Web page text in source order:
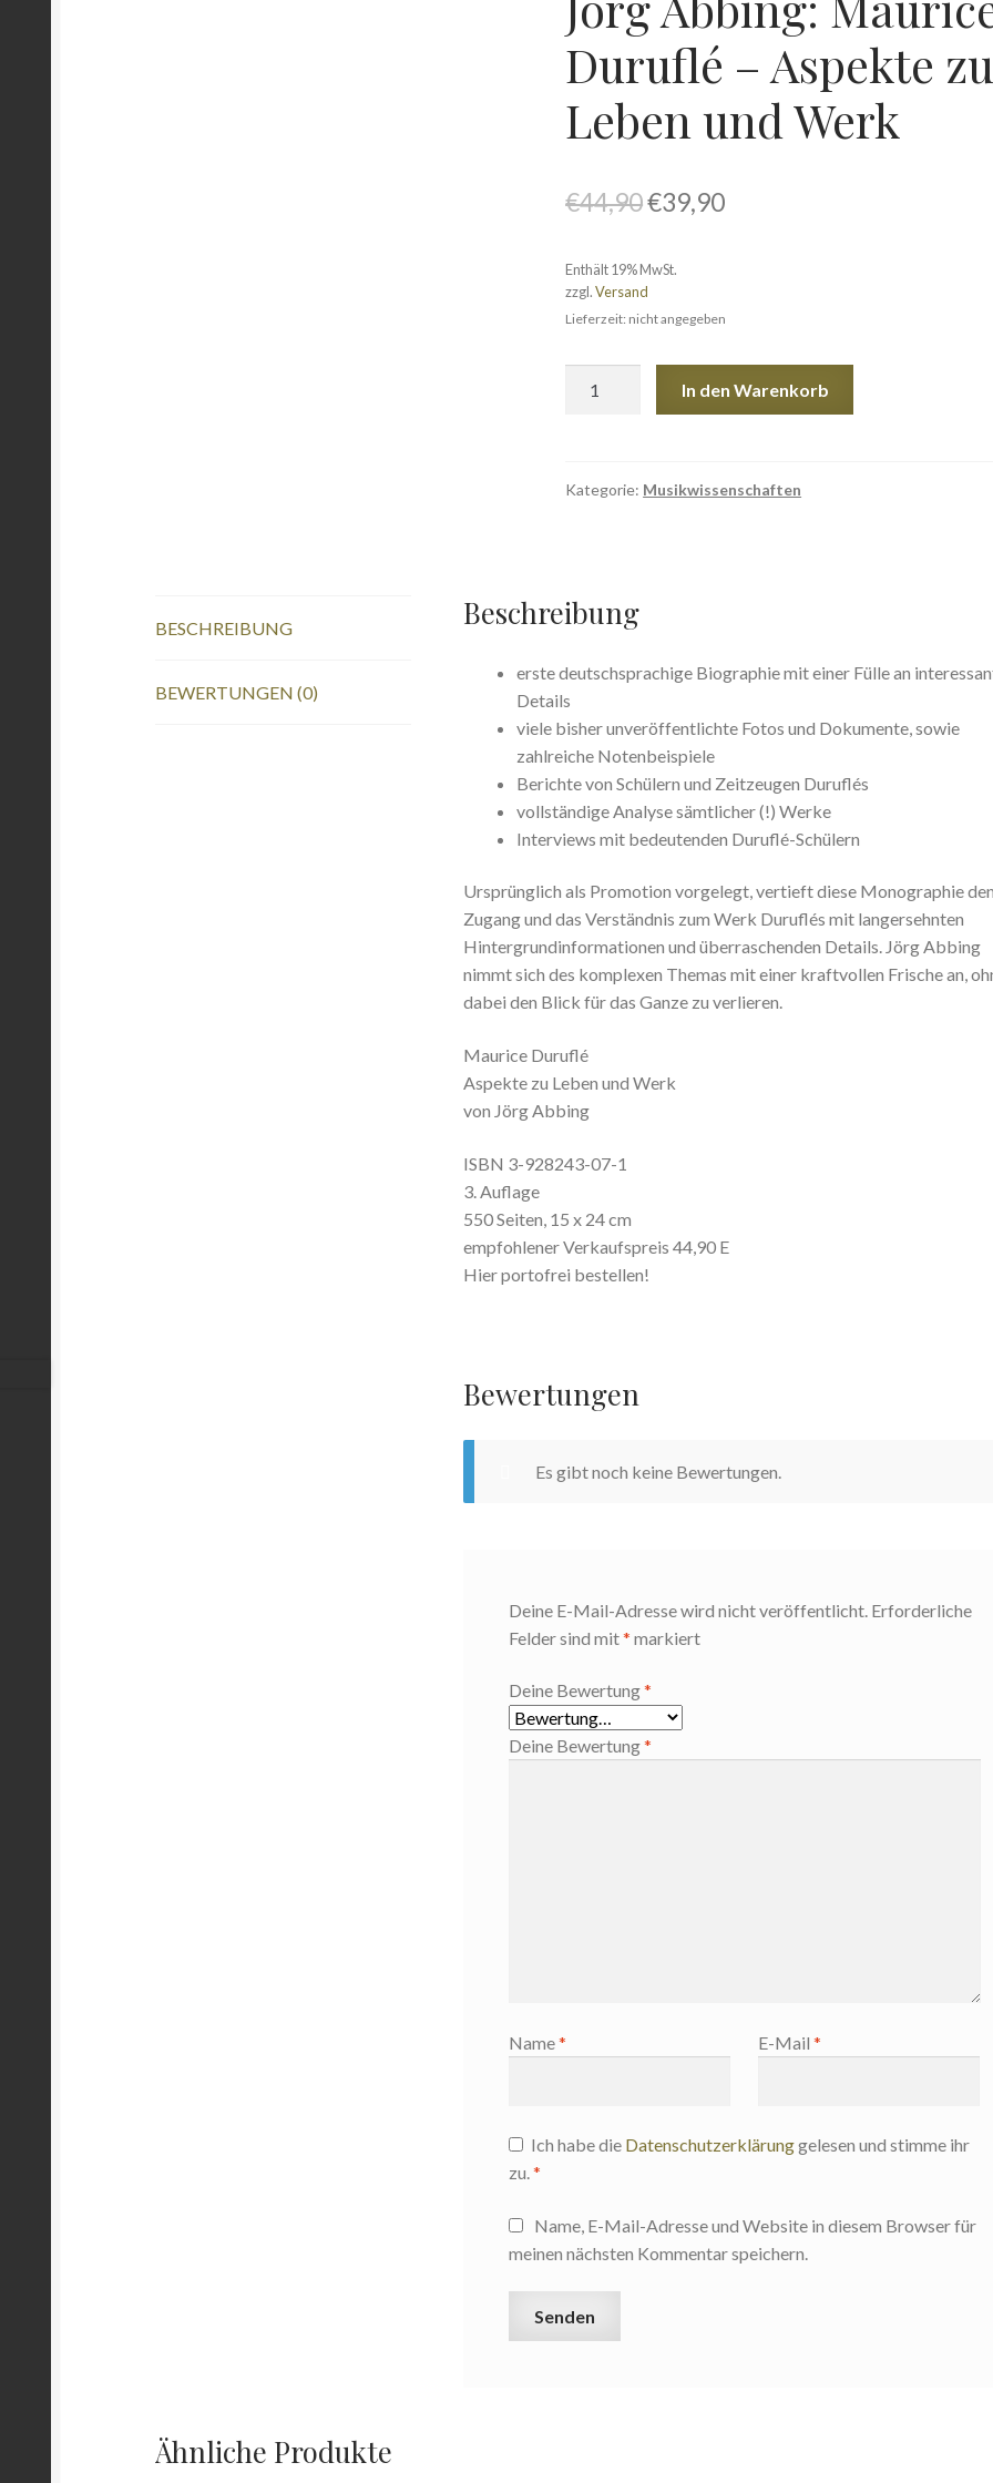
OrgelsachverständigerShop Versand & Lieferung
Duruflé – Aspekte zu
Leben und Werk
€44,90Ursprünglicher
war:
€44,90
€39,90Aktueller
€39,90.
Enthält 19% MwSt.
zzgl.Versand
Lieferzeit: nicht angegeben
–
und
Werk
In den Warenkorb
Kategorie: Musikwissenschaften
BESCHREIBUNG
BEWERTUNGEN (0)
Beschreibung
erste deutschsprachige Biographie mit einer Fülle an
Details
viele bisher unveröffentlichte Fotos und Dokumente, sowie
zahlreiche Notenbeispiele
Berichte von Schülern und Zeitzeugen Duruflés
vollständige Analyse sämtlicher (!) Werke
Interviews mit bedeutenden Duruflé-Schülern
Ursprünglich als Promotion vorgelegt, vertieft diese Monographie den
Zugang und das Verständnis zum Werk Duruflés mit langersehnten
Hintergrundinformationen und überraschenden Details. Jörg Abbing
nimmt sich des komplexen Themas mit einer kraftvollen Frische an,
dabei den Blick für das Ganze zu verlieren.
Maurice Duruflé
Aspekte zu Leben und Werk
von Jörg Abbing
ISBN 3-928243-07-1
3. Auflage
550 Seiten, 15 x 24 cm
empfohlener Verkaufspreis 44,90 E
Hier portofrei bestellen!
Bewertungen
Es gibt noch keine Bewertungen.
Deine E-Mail-Adresse wird nicht veröffentlicht. Erforderliche
Felder sind mit* markiert
Deine Bewertung*
Deine Bewertung*
Name* E-Mail*
Ich habe die Datenschutzerklärunggelesen und stimme ihr
zu.*
Name, E-Mail-Adresse und Website in diesem Browser für
meinen nächsten Kommentar speichern.
Ähnliche Produkte